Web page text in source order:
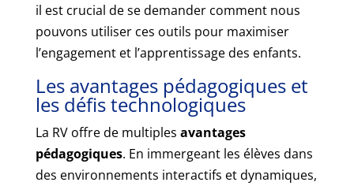
il est crucial de se demander comment nous
pouvons utiliser ces outils pour maximiser
l’engagement et l’apprentissage des enfants.
Les avantages pédagogiques et
les défis technologiques
La RV offre de multiples avantages
pédagogiques. En immergeant les élèves dans
des environnements interactifs et dynamiques,